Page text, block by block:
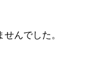
んでした。